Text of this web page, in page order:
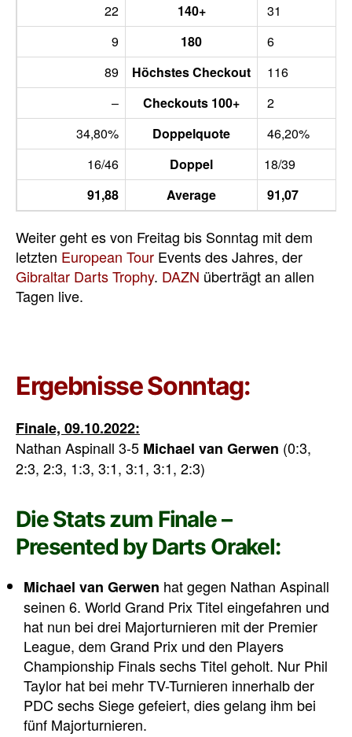
22
140+
31
9
180
6
89
Höchstes Checkout
116
–
Checkouts 100+
2
34,80%
Doppelquote
46,20%
16/46
Doppel
18/39
91,88
Average 91,07
Weiter geht es von Freitag bis Sonntag mit dem
letzten European Tour Events des Jahres, der
Gibraltar Darts Trophy. DAZN überträgt an allen
Tagen live.
Ergebnisse Sonntag:
Finale, 09.10.2022:
Nathan Aspinall 3-5 Michael van Gerwen (0:3,
2:3, 2:3, 1:3, 3:1, 3:1, 3:1, 2:3)
Die Stats zum Finale –
Presented by Darts Orakel:
Michael van Gerwen hat gegen Nathan Aspinall
seinen 6. World Grand Prix Titel eingefahren und
hat nun bei drei Majorturnieren mit der Premier
League, dem Grand Prix und den Players
Championship Finals sechs Titel geholt. Nur Phil
Taylor hat bei mehr TV-Turnieren innerhalb der
PDC sechs Siege gefeiert, dies gelang ihm bei
fünf Majorturnieren.